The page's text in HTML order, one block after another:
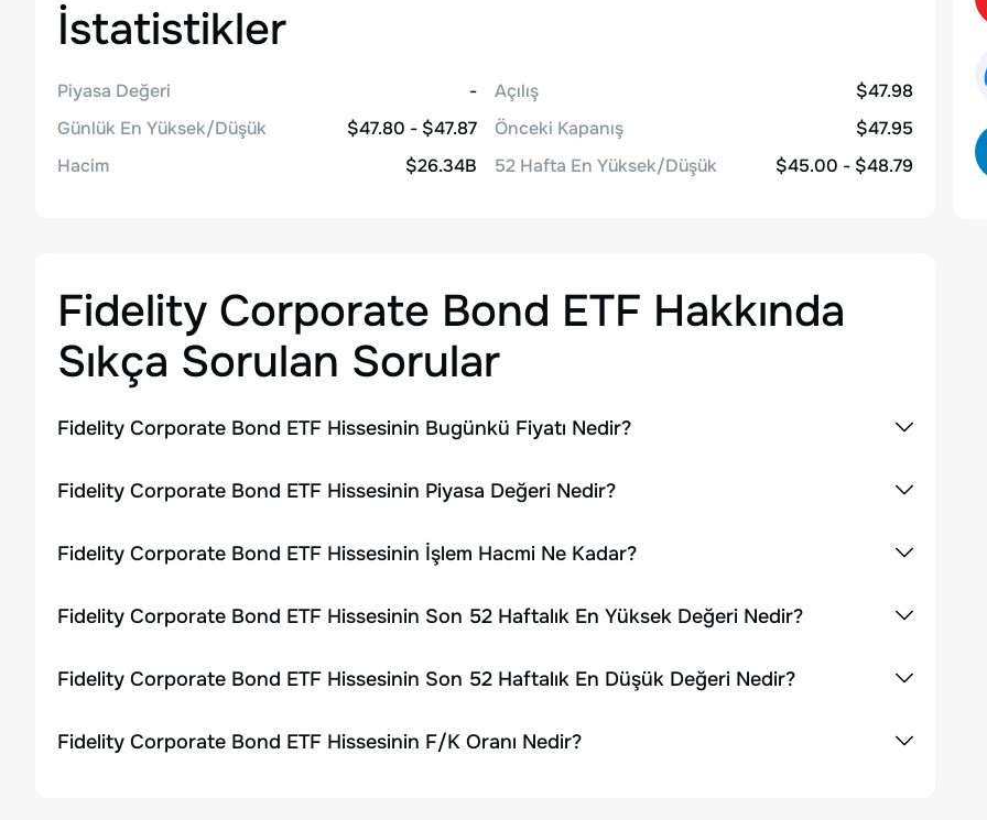
İstatistikler
Piyasa Değeri
-
Günlük En Yüksek/Düşük
$47.80 - $47.87
Hacim
$26.34B
Açılış
$47.98
Önceki Kapanış
$47.95
52 Hafta En Yüksek/Düşük
$45.00 - $48.79
Fidelity Corporate Bond ETF Hakkında
Sıkça Sorulan Sorular
Fidelity Corporate Bond ETF Hissesinin Bugünkü Fiyatı Nedir?
Fidelity Corporate Bond ETF Hissesinin Piyasa Değeri Nedir?
Fidelity Corporate Bond ETF Hissesinin İşlem Hacmi Ne Kadar?
Fidelity Corporate Bond ETF Hissesinin Son 52 Haftalık En Yüksek Değeri Nedir?
Fidelity Corporate Bond ETF Hissesinin Son 52 Haftalık En Düşük Değeri Nedir?
Fidelity Corporate Bond ETF Hissesinin F/K Oranı Nedir?